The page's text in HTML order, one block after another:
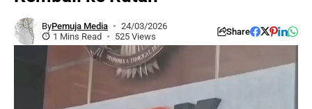
ByPemuja Media
24/03/2026
1 Mins Read
525 Views Share